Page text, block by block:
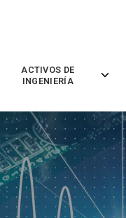
ACTIVOS DE
INGENIERÍA
Toggle
De